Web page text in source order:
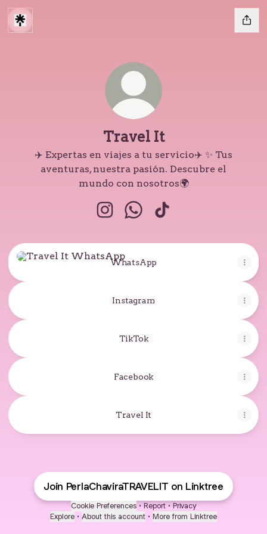
Travel It
✈️ Expertas en viajes a tu servicio✈️ ✨ Tus
aventuras, nuestra pasión. Descubre el
mundo con nosotros🌍
WhatsApp
WhatsApp
Instagram
TikTok
Facebook
Travel It
Join PerlaChaviraTRAVELIT on Linktree
Cookie Preferences • Report • Privacy
Explore • About this account • More from Linktree